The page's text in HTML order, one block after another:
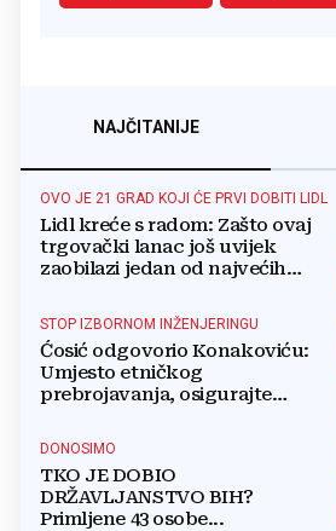
NAJČITANIJE
OVO JE 21 GRAD KOJI ĆE PRVI DOBITI LIDL
Lidl kreće s radom: Zašto ovaj
trgovački lanac još uvijek
zaobilazi jedan od najvećih
STOP IZBORNOM INŽENJERINGU
Ćosić odgovorio Konakoviću:
Umjesto etničkog
prebrojavanja, osigurajte
DONOSIMO
TKO JE DOBIO
DRŽAVLJANSTVO BIH?
Primljene 43 osobe...